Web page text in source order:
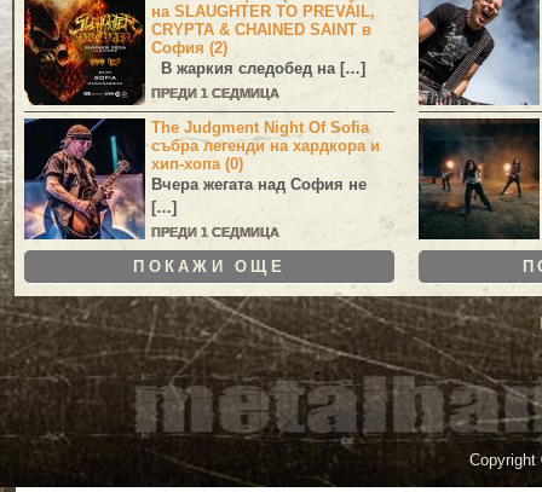
на SLAUGHTER TO PREVAIL,
CRYPTA & CHAINED SAINT в
София (2)
В жаркия следобед на […]
ПРЕДИ 1 СЕДМИЦА
The Judgment Night Of Sofia
събра легенди на хардкора и
хип-хопа (0)
Вчера жегата над София не
[…]
ПРЕДИ 1 СЕДМИЦА
ПОКАЖИ ОЩЕ